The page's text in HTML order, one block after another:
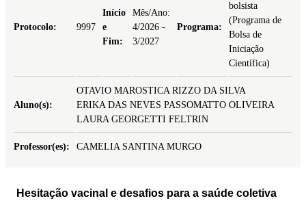
Protocolo: 9997
Início
e
Fim:
Mês/Ano:
4/2026 -
3/2027
Programa:
bolsista
(Programa de
Bolsa de
Iniciação
Científica)
Aluno(s):
OTAVIO MAROSTICA RIZZO DA SILVA
ERIKA DAS NEVES PASSOMATTO OLIVEIRA
LAURA GEORGETTI FELTRIN
Professor(es): CAMELIA SANTINA MURGO
Hesitação vacinal e desafios para a saúde coletiva